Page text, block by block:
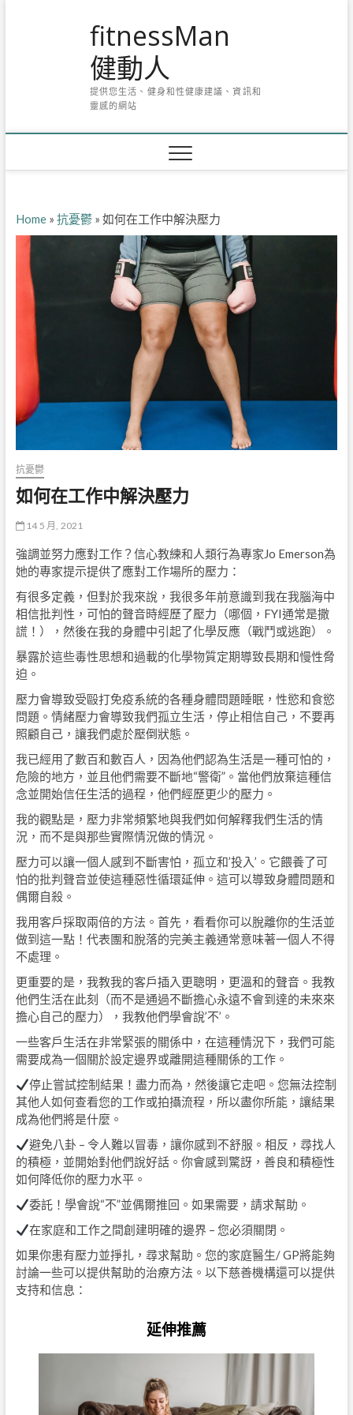
fitnessMan
健動人
提供您生活、健身和性健康建議、資訊和
靈感的網站
Home» 抗憂鬱» 如何在工作中解決壓力
抗憂鬱
如何在工作中解決壓力
14 5 月, 2021
強調並努力應對工作？信心教練和人類行為專家Jo Emerson為
她的專家提示提供了應對工作場所的壓力：
有很多定義，但對於我來說，我很多年前意識到我在我腦海中
相信批判性，可怕的聲音時經歷了壓力（哪個，FYI通常是撒
謊！），然後在我的身體中引起了化學反應（戰鬥或逃跑）。
暴露於這些毒性思想和過載的化學物質定期導致長期和慢性脅
迫。
壓力會導致受毆打免疫系統的各種身體問題睡眠，性慾和食慾
問題。情緒壓力會導致我們孤立生活，停止相信自己，不要再
照顧自己，讓我們處於壓倒狀態。
我已經用了數百和數百人，因為他們認為生活是一種可怕的，
危險的地方，並且他們需要不斷地“警衛”。當他們放棄這種信
念並開始信任生活的過程，他們經歷更少的壓力。
我的觀點是，壓力非常頻繁地與我們如何解釋我們生活的情
況，而不是與那些實際情況做的情況。
壓力可以讓一個人感到不斷害怕，孤立和’投入’。它餵養了可
怕的批判聲音並使這種惡性循環延伸。這可以導致身體問題和
偶爾自殺。
我用客戶採取兩倍的方法。首先，看看你可以脫離你的生活並
做到這一點！代表團和脫落的完美主義通常意味著一個人不得
不處理。
更重要的是，我教我的客戶插入更聰明，更溫和的聲音。我教
他們生活在此刻（而不是通過不斷擔心永遠不會到達的未來來
擔心自己的壓力），我教他們學會說’不’。
一些客戶生活在非常緊張的關係中，在這種情況下，我們可能
需要成為一個關於設定邊界或離開這種關係的工作。
停止嘗試控制結果！盡力而為，然後讓它走吧。您無法控制
其他人如何查看您的工作或拍攝流程，所以盡你所能，讓結果
成為他們將是什麼。
避免八卦 – 令人難以冒毒​​，讓你感到不舒服。相反，尋找人
的積極，並開始對他們說好話。你會感到驚訝，善良和積極性
如何降低你的壓力水平。
委託！學會說“不”並偶爾推回。如果需要，請求幫助。
在家庭和工作之間創建明確的邊界 – 您必須關閉。
如果你患有壓力並掙扎，尋求幫助。您的家庭醫生/ GP將能夠
討論一些可以提供幫助的治療方法。以下慈善機構還可以提供
支持和信息：
延伸推薦